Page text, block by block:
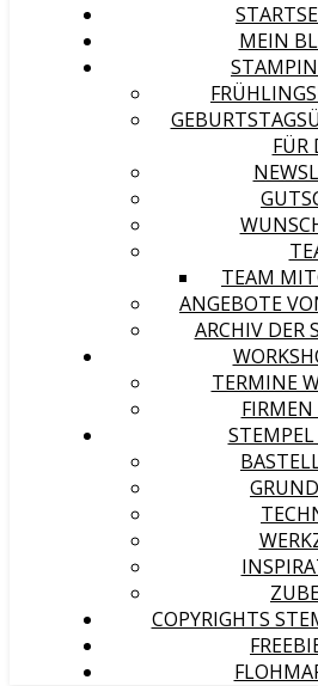
MEIN
FÜR
TEAM
ANGEBOTE
ARCHIV DER
TERMINE
FIRMEN
STEMPEL
COPYRIGHTS